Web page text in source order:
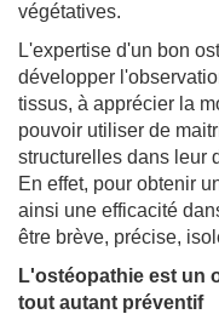
végétatives.
L'expertise d'un bon
développer
tissus, à apprécier la
pouvoir utiliser de
structurelles dans leur
En effet, pour obtenir
ainsi une efficacité
être brève, précise,
L'ostéopathie est un
tout autant préventif